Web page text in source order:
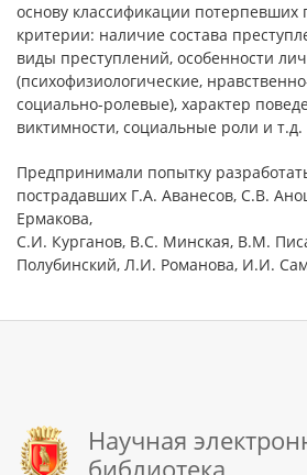
основу классификации
критерии: наличие состава
виды преступлений, особенности
(психофизиологические,
социально-ролевые), характер
виктимности, социальные роли и т.д.
Предпринимали попытку
пострадавших Г.А. Аванесов, С.В.
Ермакова,
С.И. Курганов, В.С. Минская, В.М.
Полубинский, Л.И. Романова, И.И.
Научная
библиотека